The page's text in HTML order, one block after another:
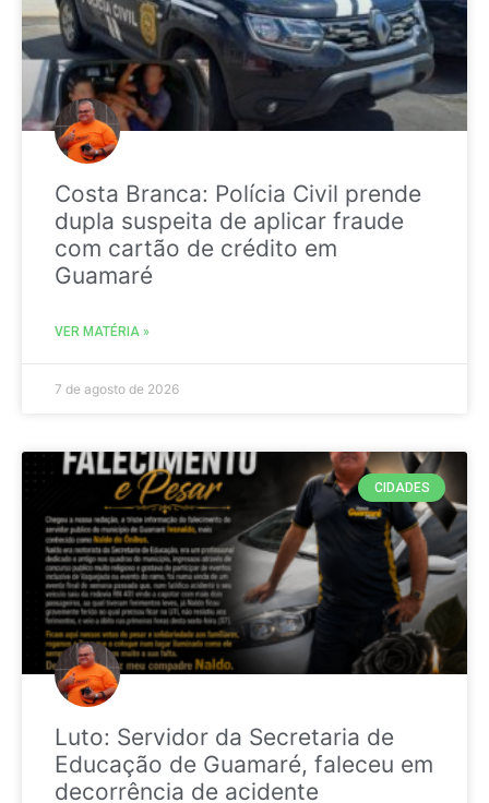
Costa Branca: Polícia Civil prende
dupla suspeita de aplicar fraude
com cartão de crédito em
Guamaré
VER MATÉRIA »
7 de agosto de 2026
CIDADES
Luto: Servidor da Secretaria de
Educação de Guamaré, faleceu em
decorrência de acidente